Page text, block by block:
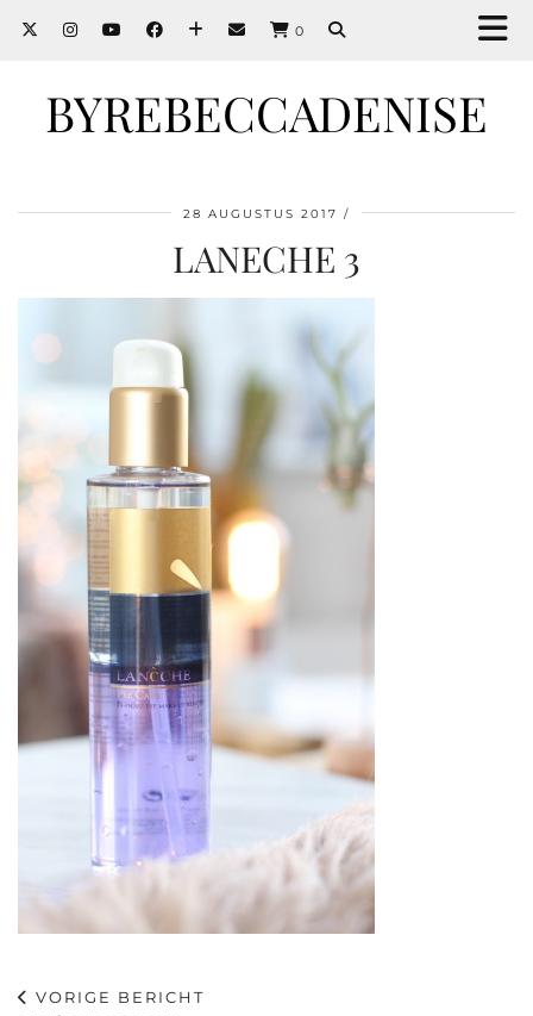
0
BYREBECCADENISE
28 AUGUSTUS 2017
LANECHE 3
VORIGE BERICHT